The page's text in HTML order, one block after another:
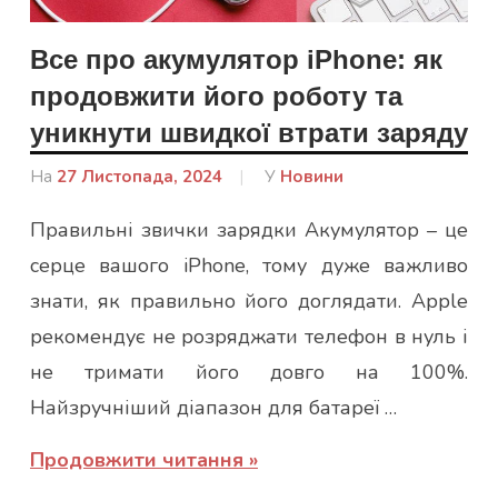
Все про акумулятор iPhone: як
продовжити його роботу та
уникнути швидкої втрати заряду
На 27 Листопада, 2024
Від
У Новини
Правильні звички зарядки Акумулятор – це
серце вашого iPhone, тому дуже важливо
знати, як правильно його доглядати. Apple
рекомендує не розряджати телефон в нуль і
не тримати його довго на 100%.
Найзручніший діапазон для батареї …
Продовжити читання